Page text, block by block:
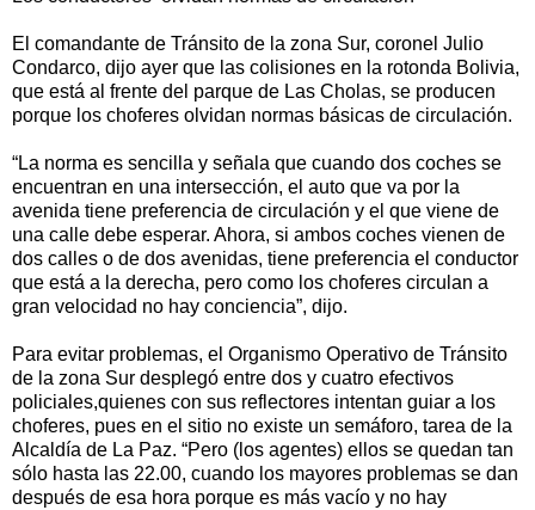
El comandante de Tránsito de la zona Sur, coronel Julio
Condarco, dijo ayer que las colisiones en la rotonda Bolivia,
que está al frente del parque de Las Cholas, se producen
porque los choferes olvidan normas básicas de circulación.
“La norma es sencilla y señala que cuando dos coches se
encuentran en una intersección, el auto que va por la
avenida tiene preferencia de circulación y el que viene de
una calle debe esperar. Ahora, si ambos coches vienen de
dos calles o de dos avenidas, tiene preferencia el conductor
que está a la derecha, pero como los choferes circulan a
gran velocidad no hay conciencia”, dijo.
Para evitar problemas, el Organismo Operativo de Tránsito
de la zona Sur desplegó entre dos y cuatro efectivos
policiales,quienes con sus reflectores intentan guiar a los
choferes, pues en el sitio no existe un semáforo, tarea de la
Alcaldía de La Paz. “Pero (los agentes) ellos se quedan tan
sólo hasta las 22.00, cuando los mayores problemas se dan
después de esa hora porque es más vacío y no hay